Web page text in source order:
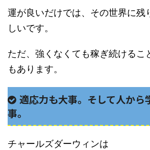
運が良いだけでは、その世界に残
しいです。
ただ、強くなくても稼ぎ続けるこ
もあります。
適応力も大事。そして人から
事。
チャールズダーウィンは